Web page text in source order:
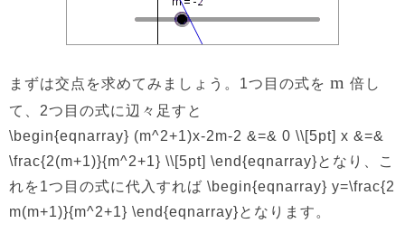
まずは交点を求めてみましょう。1つ目の式を m 倍し
て、2つ目の式に辺々足すと
\begin{eqnarray} (m^2+1)x-2m-2 &=& 0 \\[5pt] x &=&
\frac{2(m+1)}{m^2+1} \\[5pt] \end{eqnarray}となり、こ
れを1つ目の式に代入すれば \begin{eqnarray} y=\frac{2
m(m+1)}{m^2+1} \end{eqnarray}となります。